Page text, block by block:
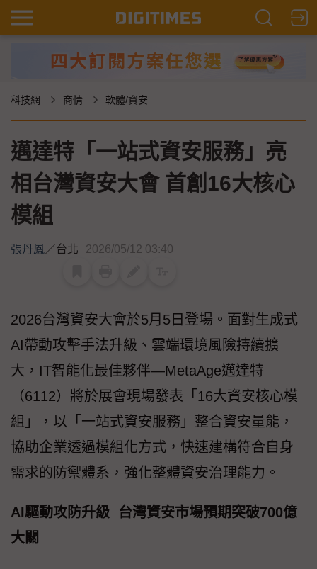
科技網 商情 軟體/資安
邁達特「一站式資安服務」亮
相台灣資安大會 首創16大核心
模組
張丹鳳／台北 2026/05/12 03:40
2026台灣資安大會於5月5日登場。面對生成式
AI帶動攻擊手法升級、雲端環境風險持續擴
大，IT智能化最佳夥伴—MetaAge邁達特
（6112）將於展會現場發表「16大資安核心模
組」，以「一站式資安服務」整合資安量能，
協助企業透過模組化方式，快速建構符合自身
需求的防禦體系，強化整體資安治理能力。
AI驅動攻防升級 台灣資安市場預期突破700億
大關